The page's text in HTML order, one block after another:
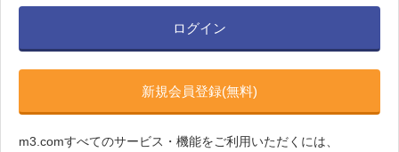
ログイン
新規会員登録(無料)
m3.comすべてのサービス・機能をご利用いただくには、